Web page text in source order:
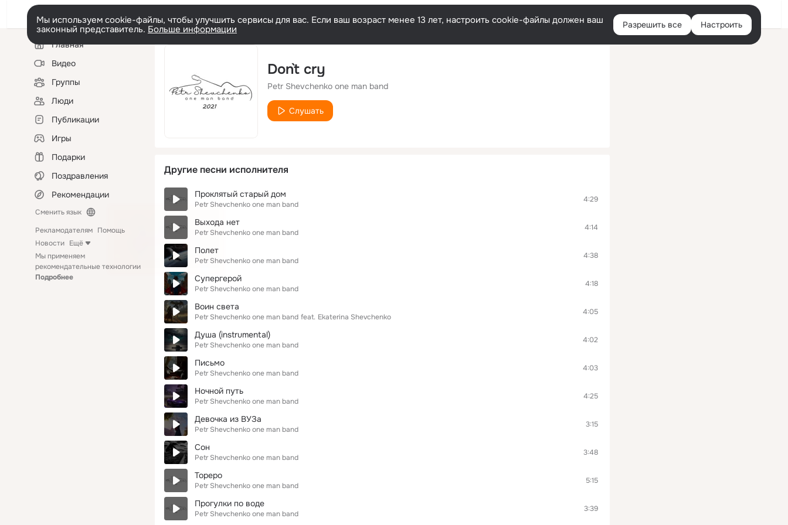
Войти
Мы используем cookie-файлы, чтобы улучшить сервисы для вас. Если ваш возраст менее 13 лет, настроить cookie-файлы должен ваш
законный представитель. Больше информации Разрешить все Настроить
Левая
колонкаГлавная
Видео
Группы
Люди
Публикации
Игры
Подарки
Поздравления
Рекомендации
Сменить язык
Рекламодателям Помощь
Новости Ещё
Мы применяем
рекомендательные технологии
Подробнее
Don`t cry
Petr Shevchenko one man band
Слушать
Другие песни исполнителя
Проклятый старый дом
Petr Shevchenko one man band
4:29
Выхода нет
Petr Shevchenko one man band
4:14
Полет
Petr Shevchenko one man band
4:38
Супергерой
Petr Shevchenko one man band
4:18
Воин света
Petr Shevchenko one man band feat. Ekaterina Shevchenko
4:05
Душа (instrumental)
Petr Shevchenko one man band
4:02
Письмо
Petr Shevchenko one man band
4:03
Ночной путь
Petr Shevchenko one man band
4:25
Девочка из ВУЗа
Petr Shevchenko one man band
3:15
Сон
Petr Shevchenko one man band
3:48
Тореро
Petr Shevchenko one man band
5:15
Прогулки по воде
Petr Shevchenko one man band
3:39